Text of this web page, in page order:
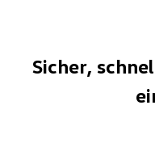
Sicher,